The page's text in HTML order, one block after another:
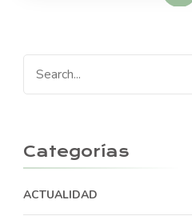
Search
for:
Categorías
ACTUALIDAD